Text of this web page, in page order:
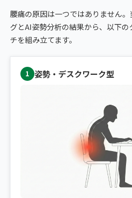
腰痛の原因は一つではありません
グとAI姿勢分析の結果から、以下
チを組み立てます。
1 姿勢・デスクワーク型